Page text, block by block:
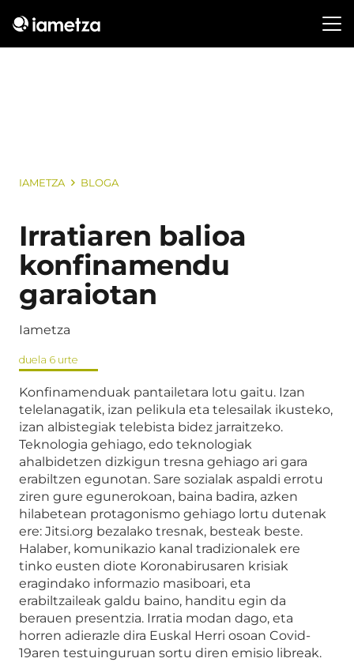
IAMETZA BLOGA
Irratiaren balioa
konfinamendu
garaiotan
Iametza
duela 6 urte
Konfinamenduak pantailetara lotu gaitu. Izan
telelanagatik, izan pelikula eta telesailak ikusteko,
izan albistegiak telebista bidez jarraitzeko.
Teknologia gehiago, edo teknologiak
ahalbidetzen dizkigun tresna gehiago ari gara
erabiltzen egunotan. Sare sozialak aspaldi errotu
ziren gure egunerokoan, baina badira, azken
hilabetean protagonismo gehiago lortu dutenak
ere: Jitsi.org bezalako tresnak, besteak beste.
Halaber, komunikazio kanal tradizionalek ere
tinko eusten diote Koronabirusaren krisiak
eragindako informazio masiboari, eta
erabiltzaileak galdu baino, handitu egin da
berauen presentzia. Irratia modan dago, eta
horren adierazle dira Euskal Herri osoan Covid-
19aren testuinguruan sortu diren emisio libreak.